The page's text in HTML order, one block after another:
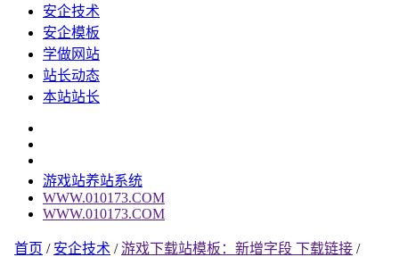
安企技术
安企模板
学做网站
站长动态
本站站长
游戏站养站系统
WWW.010173.COM
WWW.010173.COM
首页 / 安企技术 /游戏下载站模板：新增字段 下载链接 /